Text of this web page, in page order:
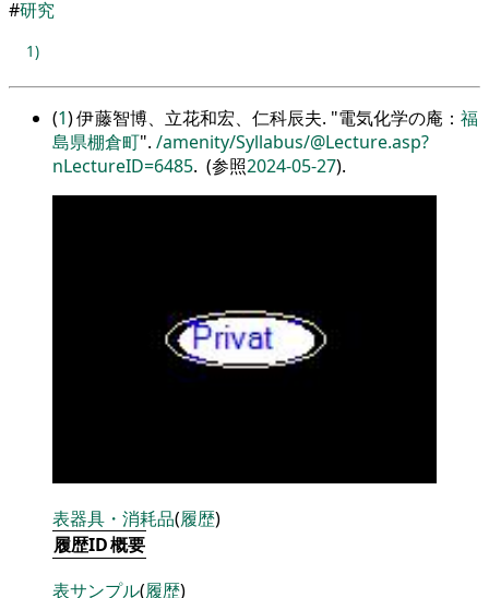
#研究
1)
(1) 伊藤智博、立花和宏、仁科辰夫. 電気化学の庵： 福
島県棚倉町 . /amenity/Syllabus/@Lecture.asp?
nLectureID=6485. (参照2024-05-27).
表器具・消耗品(履歴)
履歴ID概要
表サンプル(履歴)